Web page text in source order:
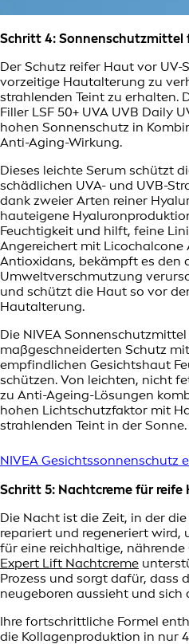
Schritt 4: Sonnenschutzmittel
Der Schutz reifer Haut vor
vorzeitige Hautalterung zu
strahlenden Teint zu erhalten.
Filler LSF 50+ UVA UVB Daily
hohen Sonnenschutz in
Anti-Aging-Wirkung.
Dieses leichte Serum schützt
schädlichen UVA- und UVB-
dank zweier Arten reiner
hauteigene
Feuchtigkeit und hilft, feine
Angereichert mit Licochalcone
Antioxidans, bekämpft es den
Umweltverschmutzung
und schützt die Haut so vor
Hautalterung.
Die NIVEA
maßgeschneiderten Schutz
empfindlichen Gesichtshaut
schützen. Von leichten, nicht
zu Anti-Ageing-Lösungen
hohen Lichtschutzfaktor mit
strahlenden Teint in der Sonne.
NIVEA Gesichtssonnenschutz
Schritt 5: Nachtcreme für reife
Die Nacht ist die Zeit, in der
repariert und regeneriert wird,
für eine reichhaltige, nährende
Expert Lift Nachtcreme
Prozess und sorgt dafür, dass
neugeboren aussieht und sich
Ihre fortschrittliche Formel
die Kollagenproduktion in nur